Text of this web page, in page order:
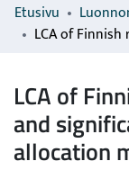
Etusivu
LCA of
and
allocation